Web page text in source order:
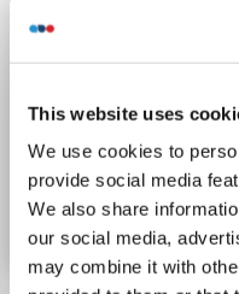
This website uses
We use cookies to
provide social media
We also share
our social media,
may combine it with
Pleckstrin 2
PLEK2 Reaktivität:
Wirt: Kaninchen
Produktnummer
Datenblatt